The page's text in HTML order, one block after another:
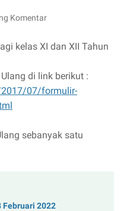
Komentar
kelas XI dan XII Tahun
di link berikut :
07/formulir-
sebanyak satu
Februari 2022